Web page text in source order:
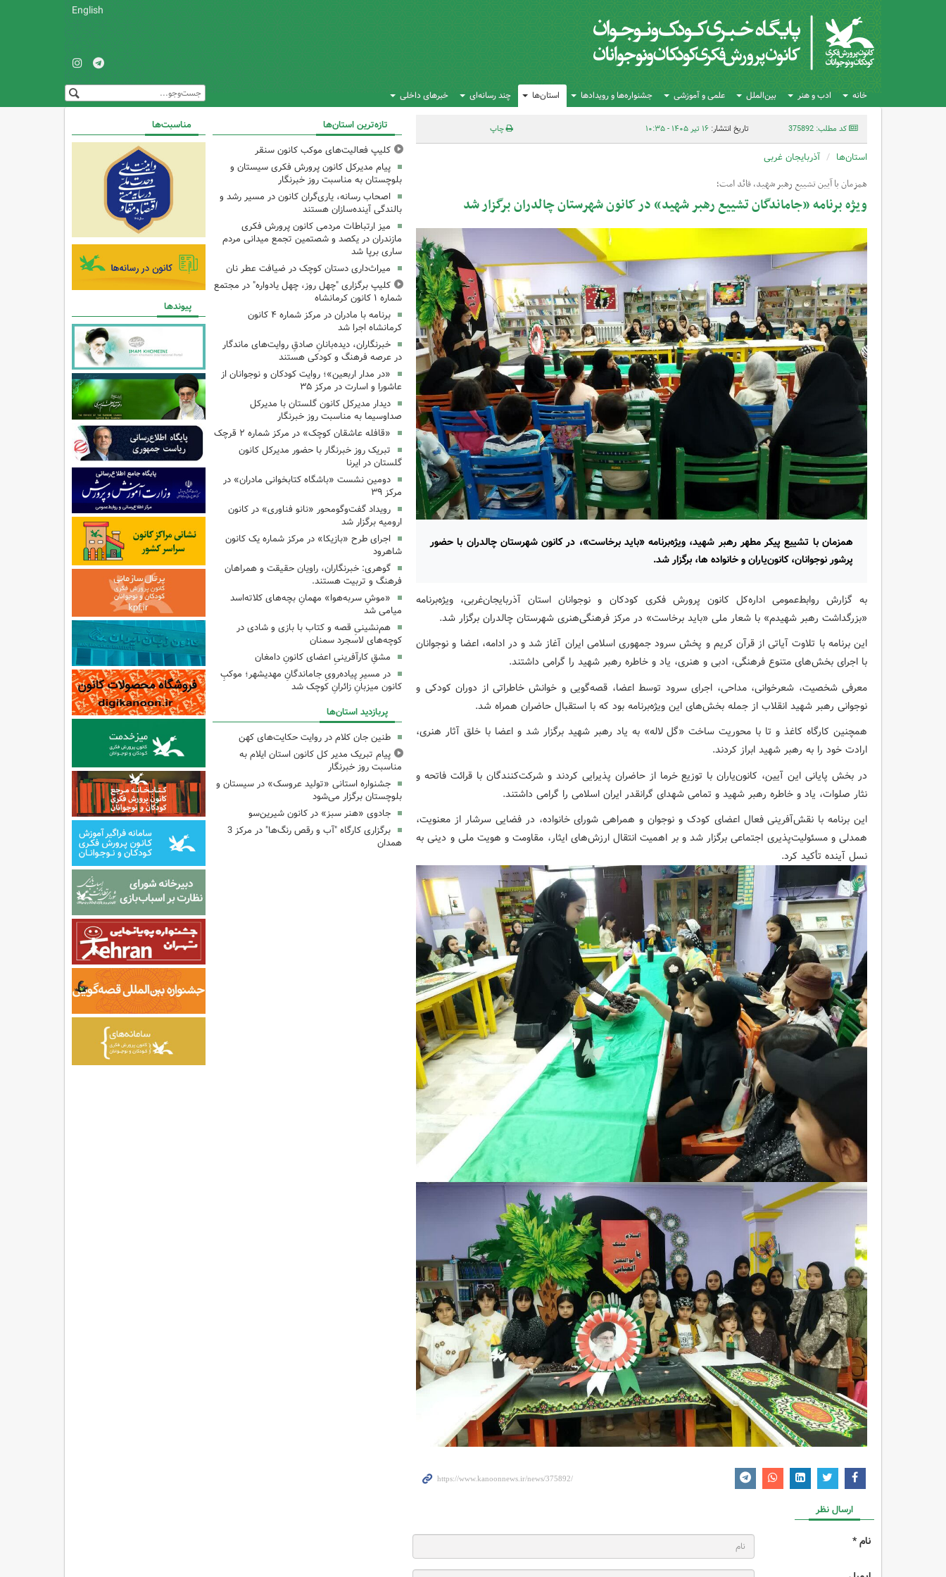
English
خانه ادب و هنر بین‌الملل علمی و آموزشی جشنواره‌ها و رویدادها استان‌ها چند رسانه‌ای خبرهای داخلی
کد مطلب: 375892 تاریخ انتشار:۱۶ تیر ۱۴۰۵ - ۱۰:۳۵ چاپ
استان‌ها آذربایجان غربی
همزمان با آیین تشییع رهبر شهید، قائد امت؛
ویژه برنامه «جاماندگان تشییع رهبر شهید» در کانون شهرستان چالدران برگزار شد
همزمان با تشییع پیکر مطهر رهبر شهید، ویژه‌برنامه «باید برخاست»، در کانون شهرستان چالدران با حضور
پرشور نوجوانان، کانون‌یاران و خانواده ها، برگزار شد.
به گزارش روابط‌عمومی اداره‌کل کانون پرورش فکری کودکان و نوجوانان استان آذربایجان‌غربی، ویژه‌برنامه
«بزرگداشت رهبر شهیدم» با شعار ملی «باید برخاست» در مرکز فرهنگی‌هنری شهرستان چالدران برگزار شد.
این برنامه با تلاوت آیاتی از قرآن کریم و پخش سرود جمهوری اسلامی ایران آغاز شد و در ادامه، اعضا و نوجوانان
با اجرای بخش‌های متنوع فرهنگی، ادبی و هنری، یاد و خاطره رهبر شهید را گرامی داشتند.
معرفی شخصیت، شعرخوانی، مداحی، اجرای سرود توسط اعضا، قصه‌گویی و خوانش خاطراتی از دوران کودکی و
نوجوانی رهبر شهید انقلاب از جمله بخش‌های این ویژه‌برنامه بود که با استقبال حاضران همراه شد.
همچنین کارگاه کاغذ و تا با محوریت ساخت «گل لاله» به یاد رهبر شهید برگزار شد و اعضا با خلق آثار هنری،
ارادت خود را به رهبر شهید ابراز کردند.
در بخش پایانی این آیین، کانون‌یاران با توزیع خرما از حاضران پذیرایی کردند و شرکت‌کنندگان با قرائت فاتحه و
نثار صلوات، یاد و خاطره رهبر شهید و تمامی شهدای گرانقدر ایران اسلامی را گرامی داشتند.
این برنامه با نقش‌آفرینی فعال اعضای کودک و نوجوان و همراهی شورای خانواده، در فضایی سرشار از معنویت،
همدلی و مسئولیت‌پذیری اجتماعی برگزار شد و بر اهمیت انتقال ارزش‌های ایثار، مقاومت و هویت ملی و دینی به
نسل آینده تأکید کرد.
ارسال نظر
نام *
تازه‌ترین استان‌ها
کلیپ فعالیت‌های موکب کانون سنقر
پیام مدیرکل کانون پرورش فکری سیستان و
بلوچستان به مناسبت روز خبرنگار
اصحاب رسانه، یاری‌گران کانون در مسیر رشد و
بالندگی آینده‌سازان هستند
میز ارتباطات مردمی کانون پرورش فکری
مازندران در یکصد و شصتمین تجمع میدانی مردم
ساری برپا شد
میراث‌داری دستان کوچک در ضیافت عطر نان
کلیپ برگزاری "چهل روز، چهل یادواره" در مجتمع
شماره ۱ کانون کرمانشاه
برنامه با مادران در مرکز شماره ۴ کانون
کرمانشاه اجرا شد
خبرنگاران، دیده‌بانانِ صادقِ روایت‌های ماندگار
در عرصه فرهنگ و کودکی هستند
«در مدار اربعین»؛ روایت کودکان و نوجوانان از
عاشورا و اسارت در مرکز ۳۵
دیدار مدیرکل کانون گلستان با مدیرکل
صداوسیما به مناسبت روز خبرنگار
«قافله عاشقان کوچک» در مرکز شماره ۲ قرچک
تبریک روز خبرنگار با حضور مدیرکل کانون
گلستان در ایرنا
دومین نشست «باشگاه کتابخوانی مادران» در
مرکز ۳۹
رویداد گفت‌وگومحور «نانو فناوری» در کانون
ارومیه برگزار شد
اجرای طرح «بازیکا» در مرکز شماره یک کانون
شاهرود
گوهری: خبرنگاران، راویان حقیقت و همراهان
فرهنگ و تربیت هستند.
«موشِ سربه‌هوا» مهمانِ بچه‌های کلاته‌اسد
میامی شد
هم‌نشینیِ قصه و کتاب با بازی و شادی در
کوچه‌های لاسجرد سمنان
مشقِ کارآفرینیِ اعضای کانونِ دامغان
در مسیرِ پیاده‌رویِ جاماندگانِ مهدیشهر؛ موکبِ
کانون میزبانِ زائرانِ کوچک شد
پربازدید استان‌ها
طنین جان کلام در روایت حکایت‌های کهن
پیام تبریک مدیر کل کانون استان ایلام به
مناسبت روز خبرنگار
جشنواره استانی «تولید عروسک» در سیستان و
بلوچستان برگزار می‌شود
جادوی «هنر سبز» در کانون شیرین‌سو
برگزاری کارگاه "آب و رقص رنگ‌ها" در مرکز 3
همدان
مناسبت‌ها
پیوندها